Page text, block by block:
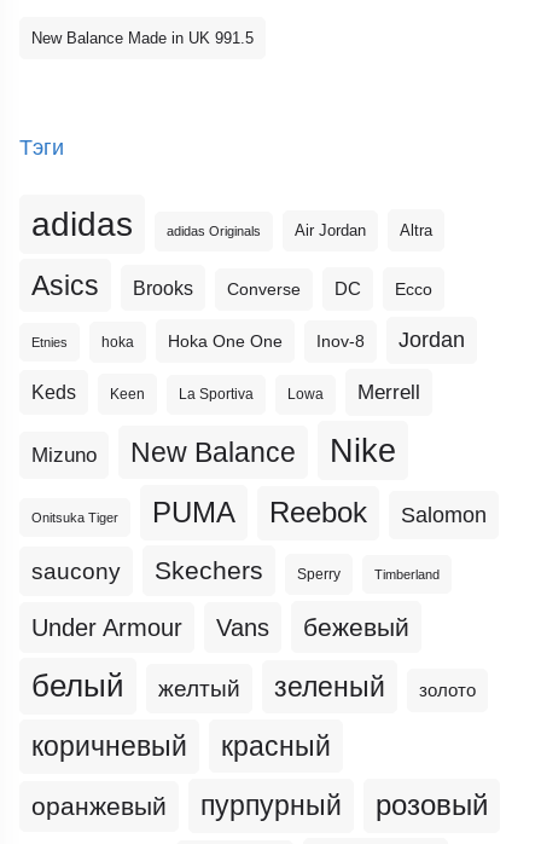
New Balance Made in UK 991.5
Тэги
adidas adidas Originals Air Jordan Altra
Asics Brooks Converse DC Ecco
Etnies hoka Hoka One One Inov-8 Jordan
Keds Keen La Sportiva Lowa Merrell
Mizuno New Balance Nike
Onitsuka Tiger PUMA Reebok Salomon
saucony Skechers Sperry Timberland
Under Armour Vans бежевый
белый желтый зеленый золото
коричневый красный
оранжевый пурпурный розовый